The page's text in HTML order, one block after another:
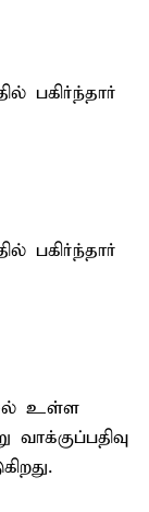
பகிர்ந்தார்
பகிர்ந்தார்
உள்ள